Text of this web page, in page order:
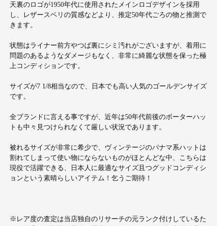
天裏のロゴが1950年代に使用されたメインロゴデザインを採用
し、レザースベリの質感などより、推定50年代ごろの物と推測で
きます。
状態はライナー前方やつば裏にシミ汚れがございますが、着用に
問題のあるようなダメージもなく、非常に綺麗な状態を保った極
上コンディションです。
サイズが7 1/8相当なので、日本でも高い人気のゴールデンサイズ
です。
全ブランドに言える事ですが、近年は50年代前後のボーターハッ
トも中々見つけられなくて厳しい状況であります。
被れるサイズが非常に希少で、ヴィンテージのパナマ系ハットは
割れてしまって使い物にならないものがほとんどな中、こちらは
現役で活躍できる、日本人に最適なサイズ且つグッドコンディシ
ョンという素晴らしいアイテム！乞うご期待！
※レア度の査定は当店独自のリサーチの元ランク付けしているた